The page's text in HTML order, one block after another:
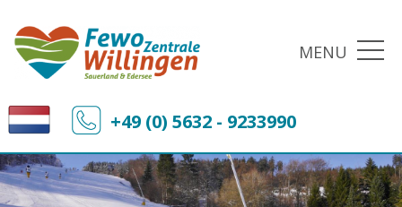
MENU
+49 (0) 5632 - 9233990